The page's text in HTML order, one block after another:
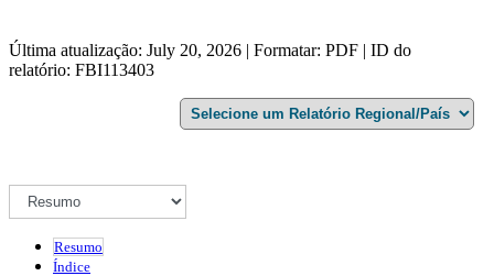
Última atualização: July 20, 2026 | Formatar: PDF | ID do
relatório: FBI113403
Resumo
Índice